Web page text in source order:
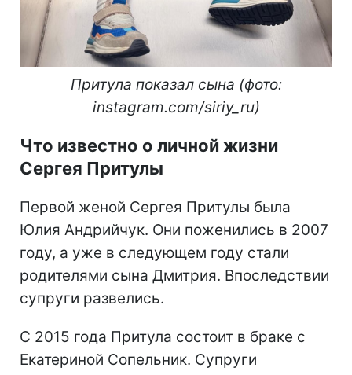
Притула показал сына (фото:
instagram.com/siriy_ru)
Что известно о личной жизни
Сергея Притулы
Первой женой Сергея Притулы была
Юлия Андрийчук. Они поженились в 2007
году, а уже в следующем году стали
родителями сына Дмитрия. Впоследствии
супруги развелись.
С 2015 года Притула состоит в браке с
Екатериной Сопельник. Супруги